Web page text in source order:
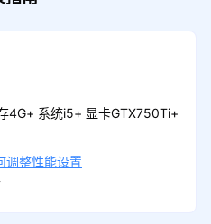
4G+ 系统i5+ 显卡GTX750Ti+
调整性能设置